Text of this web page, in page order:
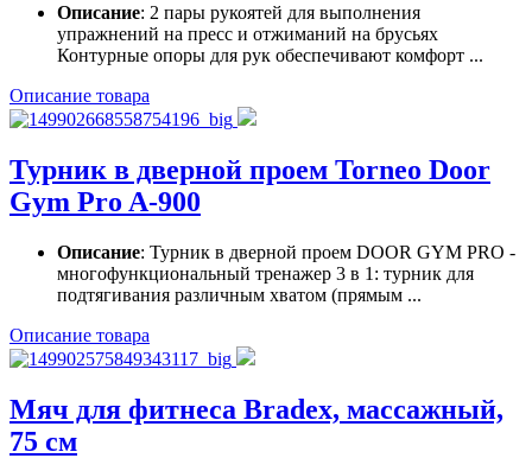
Описание: 2 пары рукоятей для выполнения
упражнений на пресс и отжиманий на брусьях
Контурные опоры для рук обеспечивают комфорт ...
Описание товара
Турник в дверной проем Torneo Door
Gym Pro A-900
Описание: Турник в дверной проем DOOR GYM PRO -
многофункциональный тренажер 3 в 1: турник для
подтягивания различным хватом (прямым ...
Описание товара
Мяч для фитнеса Bradex, массажный,
75 см